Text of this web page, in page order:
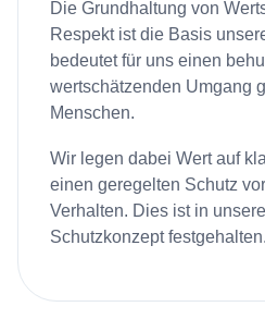
Die Grundhaltung von
Respekt ist die Basis
bedeutet für uns einen
wertschätzenden Umgang
Menschen.
Wir legen dabei Wert auf
einen geregelten Schutz
Verhalten. Dies ist in
Schutzkonzept festgehalten.